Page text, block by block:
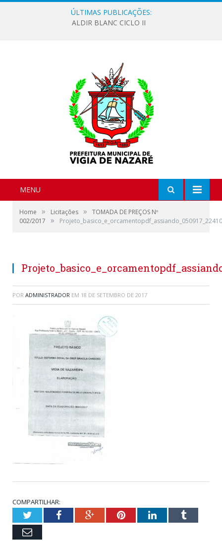
ÚLTIMAS PUBLICAÇÕES:
ALDIR BLANC CICLO II
MENU
Home » Licitações »
TOMADA DE PREÇOS Nº
002/2017
»
POR ADMINISTRADOR EM 18 DE SETEMBRO DE 2017
COMPARTILHAR:
TwitterFacebookGoogle+PinterestLinkedInTumblr
Email